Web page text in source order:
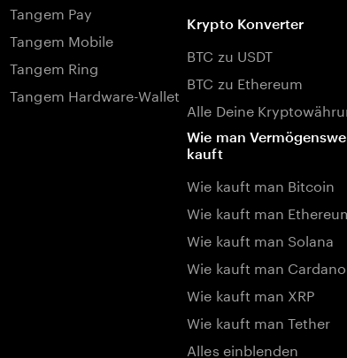
Tangem Pay
Tangem Mobile
Tangem Ring
Tangem Hardware-Wallet
Krypto Konverter
BTC zu USDT
BTC zu Ethereum
Alle Deine
Wie man
kauft
Wie kauft man Bitcoin
Wie kauft man
Wie kauft man Solana
Wie kauft man Cardano
Wie kauft man XRP
Wie kauft man Tether
Alles einblenden